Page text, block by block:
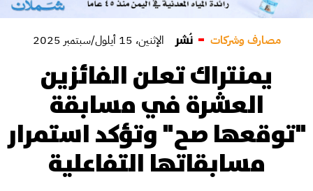
مصارف وشركات نُشر الإثنين، 15 أيلول/سبتمبر 2025
يمنتراك تعلن الفائزين
العشرة في مسابقة
"توقعها صح" وتؤكد استمرار
مسابقاتها التفاعلية